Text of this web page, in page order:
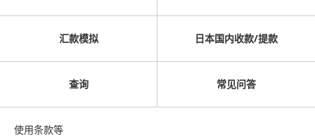
汇款模拟 日本国内收款/提款
查询 常见问答
使用条款等